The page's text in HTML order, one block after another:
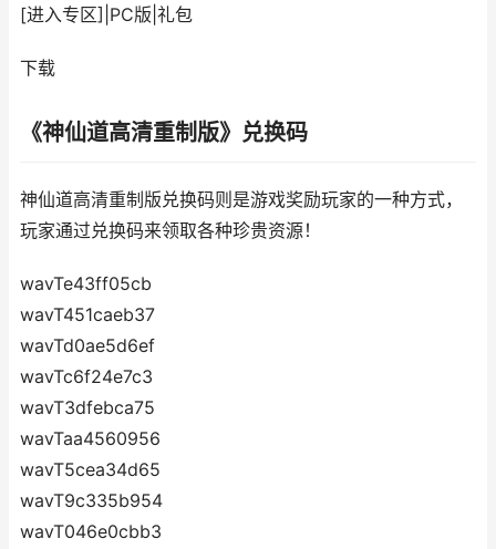
[进入专区] PC版 礼包
下载
《神仙道高清重制版》兑换码
神仙道高清重制版兑换码则是游戏奖励玩家的一种方式，
玩家通过兑换码来领取各种珍贵资源！
wavTe43ff05cb
wavT451caeb37
wavTd0ae5d6ef
wavTc6f24e7c3
wavT3dfebca75
wavTaa4560956
wavT5cea34d65
wavT9c335b954
wavT046e0cbb3